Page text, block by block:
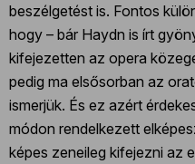
beszélgetést is. Fontos
hogy – bár Haydn is írt
kifejezetten az opera
pedig ma elsősorban az
ismerjük. És ez azért
módon rendelkezett
képes zeneileg kifejezni az